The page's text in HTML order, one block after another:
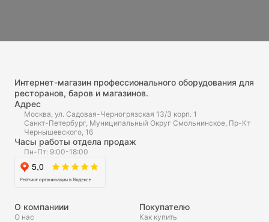
Интернет-магазин профессионального оборудования для
ресторанов, баров и магазинов.
Адрес
Москва, ул. Садовая-Черногрязская 13/3 корп. 1
Санкт-Петербург, Муниципальный Округ Смольнинское, Пр-Кт
Чернышевского, 16
Часы работы отдела продаж
Пн-Пт: 9:00-18:00
О компаниии
О нас
Покупателю
Как купить